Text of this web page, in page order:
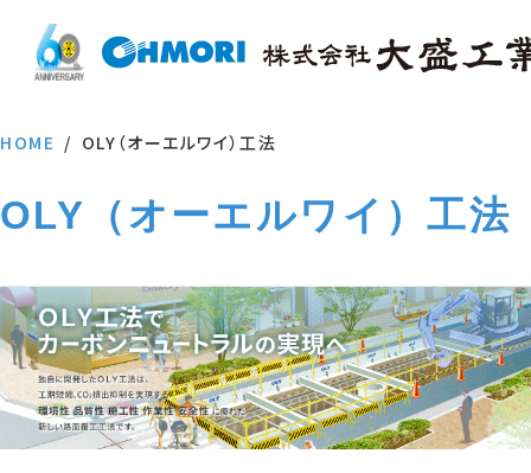
HOME OLY（オーエルワイ）工法
OLY（オーエルワイ）工法